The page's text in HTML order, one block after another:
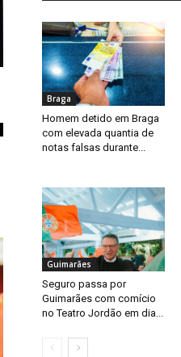
Braga
Homem detido em Braga
com elevada quantia de
notas falsas durante...
Guimarães
Seguro passa por
Guimarães com comício
no Teatro Jordão em dia...